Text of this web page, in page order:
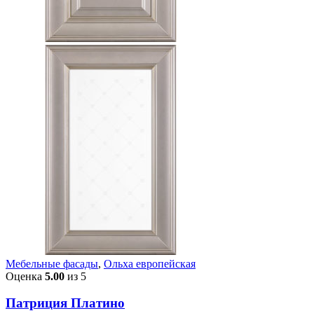
Мебельные фасады, Ольха европейская
Оценка 5.00 из 5
Патриция Платино